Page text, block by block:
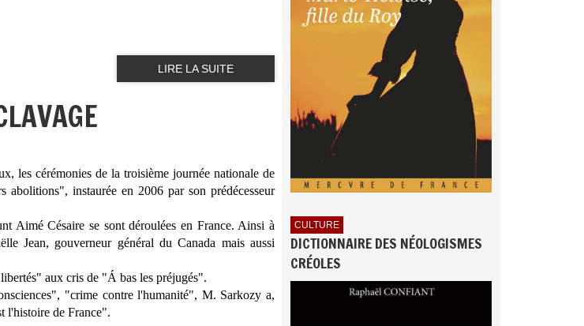
LIRE LA SUITE
les cérémonies de la troisième journée nationale de
abolitions", instaurée en 2006 par son prédécesseur
Aimé Césaire se sont déroulées en France. Ainsi à
Jean, gouverneur général du Canada mais aussi
aux cris de "Á bas les préjugés".
"crime contre l'humanité", M. Sarkozy a,
l'histoire de France".
CULTURE
DICTIONNAIRE DES NÉOLOGISMES
CRÉOLES